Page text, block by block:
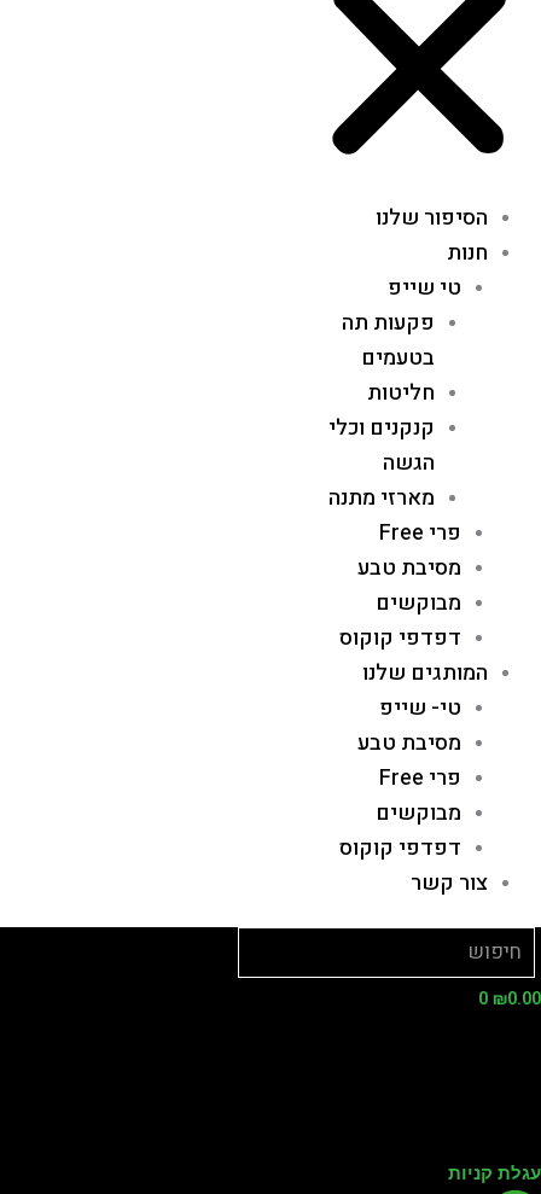
הסיפור שלנו
חנות
טי שייפ
פקעות תה
בטעמים
חליטות
קנקנים וכלי
הגשה
מארזי מתנה
פרי Free
מסיבת טבע
מבוקשים
דפדפי קוקוס
המותגים שלנו
טי- שייפ
מסיבת טבע
פרי Free
מבוקשים
דפדפי קוקוס
צור קשר
₪
0
קניות